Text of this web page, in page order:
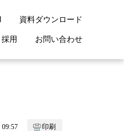
閉じる
資料ダウンロード
採用 お問い合わせ
09:57 印刷